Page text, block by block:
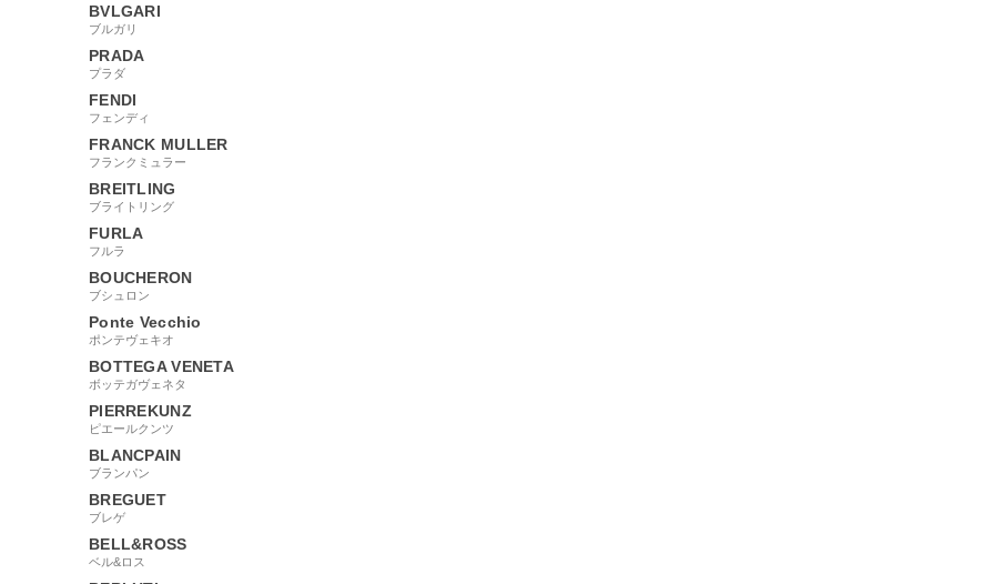
BVLGARI
ブルガリ
PRADA
プラダ
FENDI
フェンディ
FRANCK MULLER
フランクミュラー
BREITLING
ブライトリング
FURLA
フルラ
BOUCHERON
ブシュロン
Ponte Vecchio
ポンテヴェキオ
BOTTEGA VENETA
ボッテガヴェネタ
PIERREKUNZ
ピエールクンツ
BLANCPAIN
ブランパン
BREGUET
ブレゲ
BELL&ROSS
ベル&ロス